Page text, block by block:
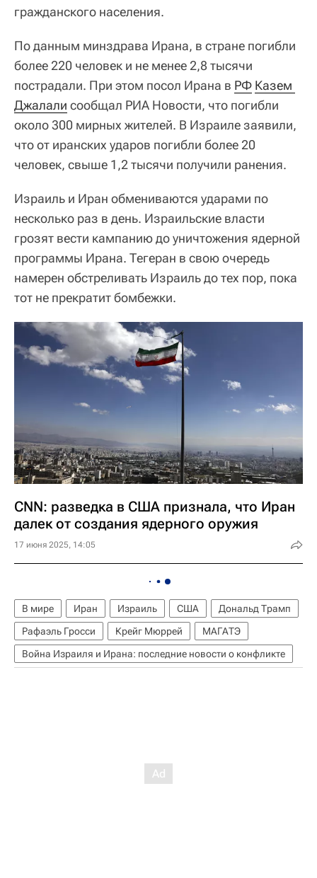
гражданского населения.
По данным минздрава Ирана, в стране погибли
более 220 человек и не менее 2,8 тысячи
пострадали. При этом посол Ирана в РФ Казем
Джалали сообщал РИА Новости, что погибли
около 300 мирных жителей. В Израиле заявили,
что от иранских ударов погибли более 20
человек, свыше 1,2 тысячи получили ранения.
Израиль и Иран обмениваются ударами по
несколько раз в день. Израильские власти
грозят вести кампанию до уничтожения ядерной
программы Ирана. Тегеран в свою очередь
намерен обстреливать Израиль до тех пор, пока
тот не прекратит бомбежки.
CNN: разведка в США признала, что Иран
далек от создания ядерного оружия
17 июня 2025, 14:05
В мире Иран Израиль США
Дональд Трамп
Рафаэль Гросси
Крейг Мюррей
МАГАТЭ
Война Израиля и Ирана: последние новости о конфликте